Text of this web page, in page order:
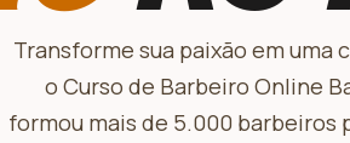
Transforme sua paixão em uma
o Curso de Barbeiro Online
formou mais de 5.000 barbeiros